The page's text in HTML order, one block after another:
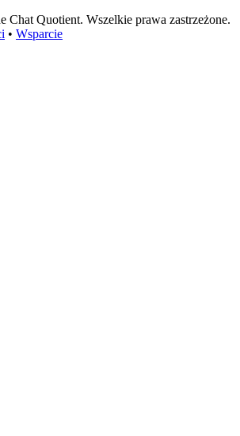
Quotient. Wszelkie prawa zastrzeżone.
• Wsparcie